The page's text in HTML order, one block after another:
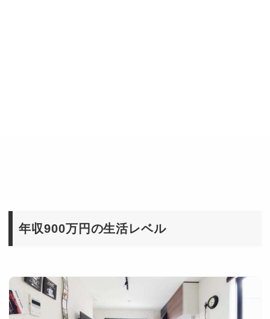
年収900万円の生活レベル